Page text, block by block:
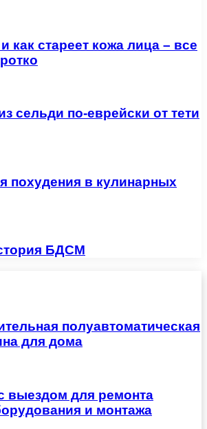
как стареет кожа лица – все
сельди по-еврейски от тети
похудения в кулинарных
БДСМ
полуавтоматическая
для дома
выездом для ремонта
и монтажа